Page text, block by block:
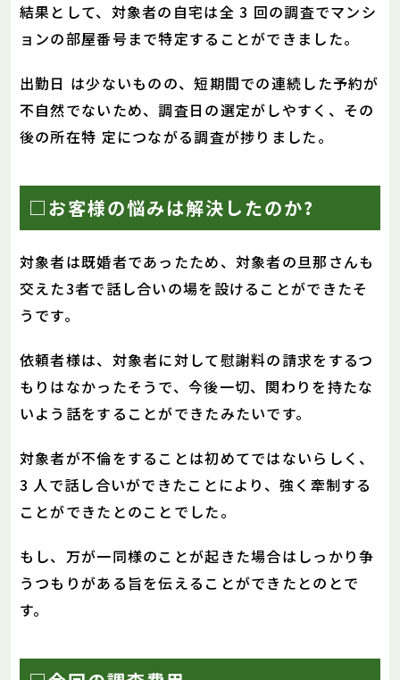
結果として、対象者の自宅は全 3 回の調査でマンシ
ョンの部屋番号まで特定することができました。
出勤日 は少ないものの、短期間での連続した予約が
不自然でないため、調査日の選定がしやすく、その
後の所在特 定につながる調査が捗りました。
□お客様の悩みは解決したのか?
対象者は既婚者であったため、対象者の旦那さんも
交えた3者で話し合いの場を設けることができたそ
うです。
依頼者様は、対象者に対して慰謝料の請求をするつ
もりはなかったそうで、今後一切、関わりを持たな
いよう話をすることができたみたいです。
対象者が不倫をすることは初めてではないらしく、
3 人で話し合いができたことにより、強く牽制する
ことができたとのことでした。
もし、万が一同様のことが起きた場合はしっかり争
うつもりがある旨を伝えることができたとのとで
す。